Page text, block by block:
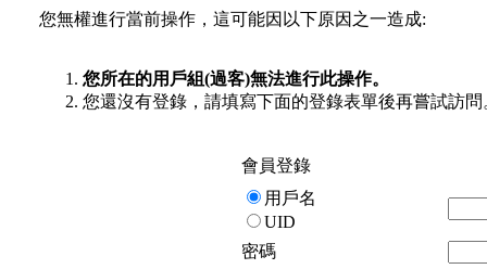
您無權進行當前操作，這可能因以下原因之一造成:
您所在的用戶組(過客)無法進行此操作。
您還沒有登錄，請填寫下面的登錄表單後再嘗試訪問
會員登錄
用戶名
UID
密碼